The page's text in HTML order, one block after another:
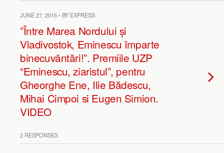
JUNE 27, 2015 • BY EXPRESS
”Între Marea Nordului și
Vladivostok, Eminescu împarte
binecuvântări!”. Premiile UZP
“Eminescu, ziaristul”, pentru
Gheorghe Ene, Ilie Bădescu,
Mihai Cimpoi si Eugen Simion.
VIDEO
2 RESPONSES